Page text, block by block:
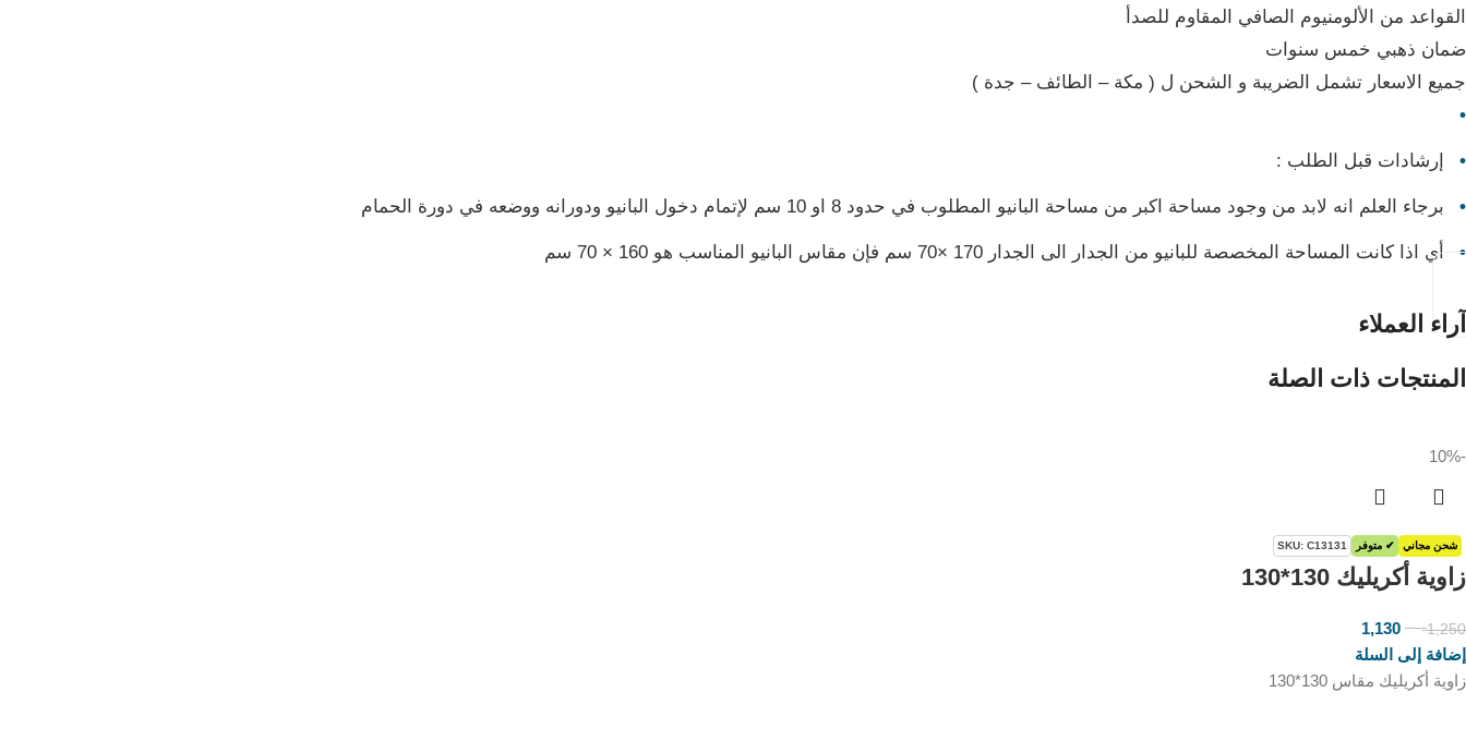
القواعد من الألومنيوم الصافي المقاوم للصدأ
ضمان ذهبي خمس سنوات
جميع الاسعار تشمل الضريبة و الشحن ل ( مكة – الطائف – جدة )
إرشادات قبل الطلب :
برجاء العلم انه لابد من وجود مساحة اكبر من مساحة البانيو المطلوب في حدود 8 او 10 سم لإتمام دخول البانيو ودورانه ووضعه في دورة الحمام
أي اذا كانت المساحة المخصصة للبانيو من الجدار الى الجدار 170 ×70 سم فإن مقاس البانيو المناسب هو 160 × 70 سم
آراء العملاء
المنتجات ذات الصلة
-10%
شحن مجاني ✔ متوفر SKU: C13131
زاوية أكريليك 130*130
1,250ر.س 1,130
إضافة إلى السلة
زاوية أكريليك مقاس 130*130